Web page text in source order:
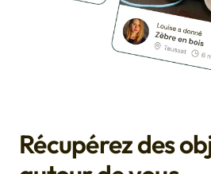
Récupérez des